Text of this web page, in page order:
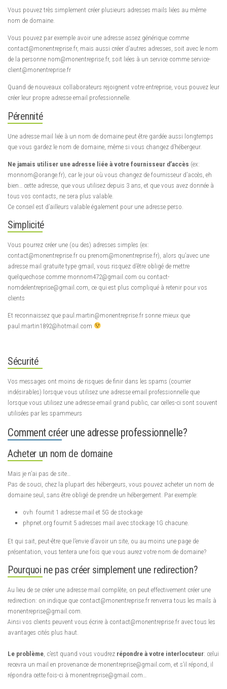
Vous pouvez très simplement créer plusieurs adresses mails liées au même
nom de domaine.
Vous pouvez par exemple avoir une adresse assez générique comme
contact@monentreprise.fr, mais aussi créer d’autres adresses, soit avec le nom
de la personne nom@monentreprise.fr, soit liées à un service comme service-
client@monentreprise.fr
Quand de nouveaux collaborateurs rejoignent votre entreprise, vous pouvez leur
créer leur propre adresse email professionnelle.
Pérennité
Une adresse mail liée à un nom de domaine peut être gardée aussi longtemps
que vous gardez le nom de domaine, même si vous changez d’hébergeur.
Ne jamais utiliser une adresse liée à votre fournisseur d’accès (ex:
monnom@orange.fr), car le jour où vous changez de fournisseur d’accès, eh
bien… cette adresse, que vous utilisez depuis 3 ans, et que vous avez donnée à
tous vos contacts, ne sera plus valable.
Ce conseil est d’ailleurs valable également pour une adresse perso.
Simplicité
Vous pourrez créer une (ou des) adresses simples (ex:
contact@monentreprise.fr ou prenom@monentreprise.fr), alors qu’avec une
adresse mail gratuite type gmail, vous risquez d’être obligé de mettre
quelquechose comme monnom472@gmail.com ou contact-
nomdelentreprise@gmail.com, ce qui est plus compliqué à retenir pour vos
clients
Et reconnaissez que paul.martin@monentreprise.fr sonne mieux que
paul.martin1892@hotmail.com
Sécurité
Vos messages ont moins de risques de finir dans les spams (courrier
indésirables) lorsque vous utilisez une adresse email professionnelle que
lorsque vous utilisez une adresse email grand public, car celles-ci sont souvent
utilisées par les spammeurs
Comment créer une adresse professionnelle?
Acheter un nom de domaine
Mais je n’ai pas de site…
Pas de souci, chez la plupart des hébergeurs, vous pouvez acheter un nom de
domaine seul, sans être obligé de prendre un hébergement. Par exemple:
ovh fournit 1 adresse mail et 5G de stockage
phpnet.org fournit 5 adresses mail avec stockage 1G chacune.
Et qui sait, peut-être que l’envie d’avoir un site, ou au moins une page de
présentation, vous tentera une fois que vous aurez votre nom de domaine?
Pourquoi ne pas créer simplement une redirection?
Au lieu de se créer une adresse mail complète, on peut effectivement créer une
redirection: on indique que contact@monentreprise.fr renverra tous les mails à
monentreprise@gmail.com.
Ainsi vos clients peuvent vous écrire à contact@monentreprise.fr avec tous les
avantages cités plus haut.
Le problème, c’est quand vous voudrez répondre à votre interlocuteur: celui
recevra un mail en provenance de monentreprise@gmail.com, et s’il répond, il
répondra cette fois-ci à monentreprise@gmail.com…